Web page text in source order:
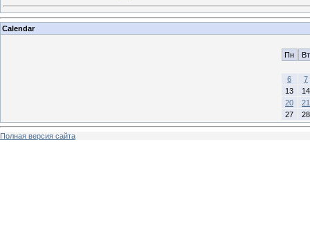
Calendar
Пн Вт
6
7
13
14
20
21
27
28
Полная версия сайта